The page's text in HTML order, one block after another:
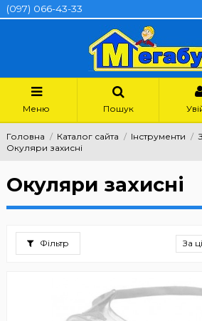
(097) 066-43-33
Меню Пошук
Головна Каталог сайта Інструменти
Окуляри захисні
Окуляри захисні
Фільтр За